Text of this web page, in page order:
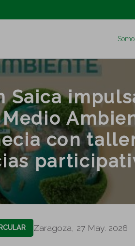
Saica
con
Zaragoza, 27 May. 2026